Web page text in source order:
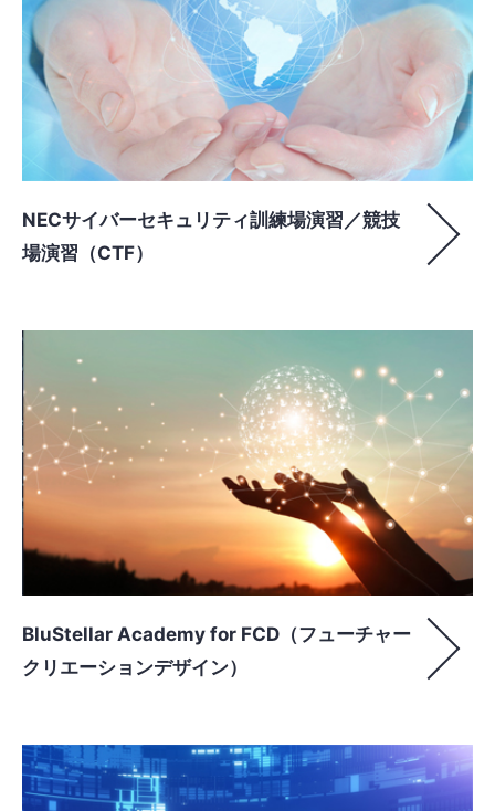
NECサイバーセキュリティ訓練場演習／競技
場演習（CTF）
BluStellar Academy for FCD（フューチャー
クリエーションデザイン）